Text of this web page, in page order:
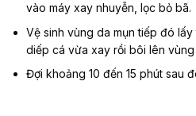
vào máy xay nhuyễn, lọc bỏ bã.
Vệ sinh vùng da mụn tiếp đó
diếp cá vừa xay rồi bôi lên vùng
Đợi khoảng 10 đến 15 phút sau